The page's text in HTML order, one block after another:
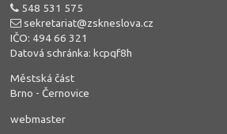
548 531 575
sekretariat@zskneslova.cz
IČO: 494 66 321
Datová schránka: kcpqf8h
Městská část
Brno - Černovice
webmaster